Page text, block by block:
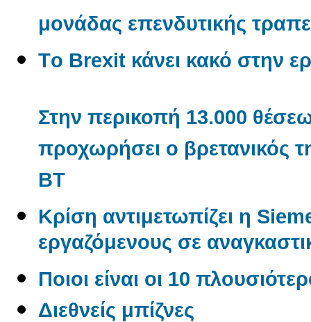
μονάδας επενδυτικής
Tο Βrexit κάνει κακό στην
Στην περικοπή 13.000
προχωρήσει ο βρετανικός
BT
Κρίση αντιμετωπίζει η
εργαζόμενους σε
Ποιοι είναι οι 10
Διεθνείς μπίζνες